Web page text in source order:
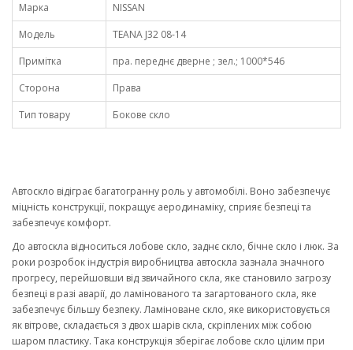
Марка
NISSAN
Модель
TEANA J32 08-14
Примітка
пра. переднє дверне ; зел.; 1000*546
Сторона
Права
Тип товару
Бокове скло
Автоскло відіграє багатогранну роль у автомобілі. Воно забезпечує
міцність конструкції, покращує аеродинаміку, сприяє безпеці та
забезпечує комфорт.
До автоскла відноситься лобове скло, заднє скло, бічне скло і люк. За
роки розробок індустрія виробництва автоскла зазнала значного
прогресу, перейшовши від звичайного скла, яке становило загрозу
безпеці в разі аварії, до ламінованого та загартованого скла, яке
забезпечує більшу безпеку. Ламіноване скло, яке використовується
як вітрове, складається з двох шарів скла, скріплених між собою
шаром пластику. Така конструкція зберігає лобове скло цілим при